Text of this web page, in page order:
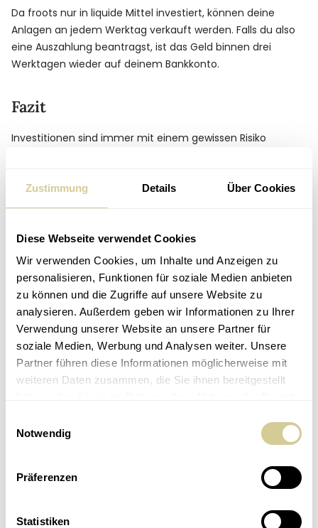
Zustimmung Details Über Cookies
Diese Webseite verwendet Cookies
Wir verwenden Cookies, um Inhalte und Anzeigen zu
personalisieren, Funktionen für soziale Medien anbieten
zu können und die Zugriffe auf unsere Website zu
analysieren. Außerdem geben wir Informationen zu Ihrer
Verwendung unserer Website an unsere Partner für
soziale Medien, Werbung und Analysen weiter. Unsere
Partner führen diese Informationen möglicherweise mit
weiteren Daten zusammen, die Sie ihnen bereitgestellt
Notwendig
Präferenzen
Statistiken
Da froots nur in liquide Mittel investiert, können deine
Anlagen an jedem Werktag verkauft werden. Falls du also
eine Auszahlung beantragst, ist das Geld binnen drei
Werktagen wieder auf deinem Bankkonto.
Fazit
Investitionen sind immer mit einem gewissen Risiko
niemals vermieden werden. Andere Risiken, wie das Risiko,
sein Geld zu verlieren, wenn ein Finanzinstitut in Konkurs
froots oder unserer Partnerbank passieren mag, die
gesetzliche Einlagensicherung schützt dein Geld. Im
Ernstfall ist dein Geld innerhalb weniger Tage wieder auf
einem regulären Bankkonto.
Du hast noch konkrete Fragen, möchtest gemeinsam
deine Investmentstrategie planen oder dein Depot
eröffnen? Wir stehen dir jederzeit gerne zur Verfügung und
freuen uns, bald für dich zu arbeiten.
per E-Mail über
per Chat (werktags 9:00 - 18:00 Uhr)
(online oder bei uns im